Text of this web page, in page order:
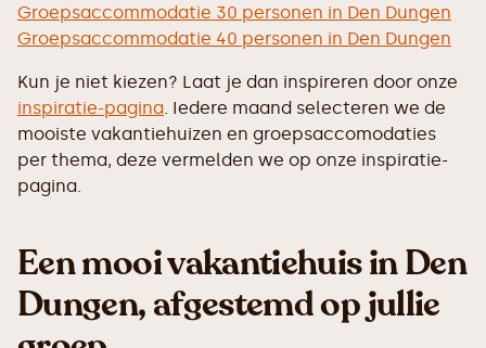
Groepsaccommodatie 30 personen in Den Dungen
Groepsaccommodatie 40 personen in Den Dungen
Kun je niet kiezen? Laat je dan inspireren door onze
inspiratie-pagina. Iedere maand selecteren we de
mooiste vakantiehuizen en groepsaccomodaties
per thema, deze vermelden we op onze inspiratie-
pagina.
Een mooi vakantiehuis in Den
Dungen, afgestemd op jullie